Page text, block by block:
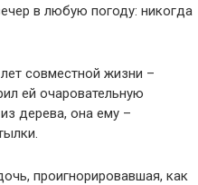
в любую погоду: никогда
совместной жизни –
ей очаровательную
дерева, она ему –
проигнорировавшая, как